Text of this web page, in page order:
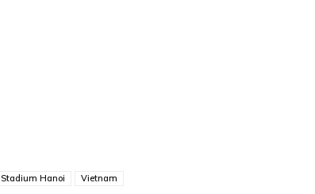
Stadium Hanoi Vietnam